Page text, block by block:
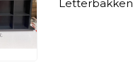
Letterbakken